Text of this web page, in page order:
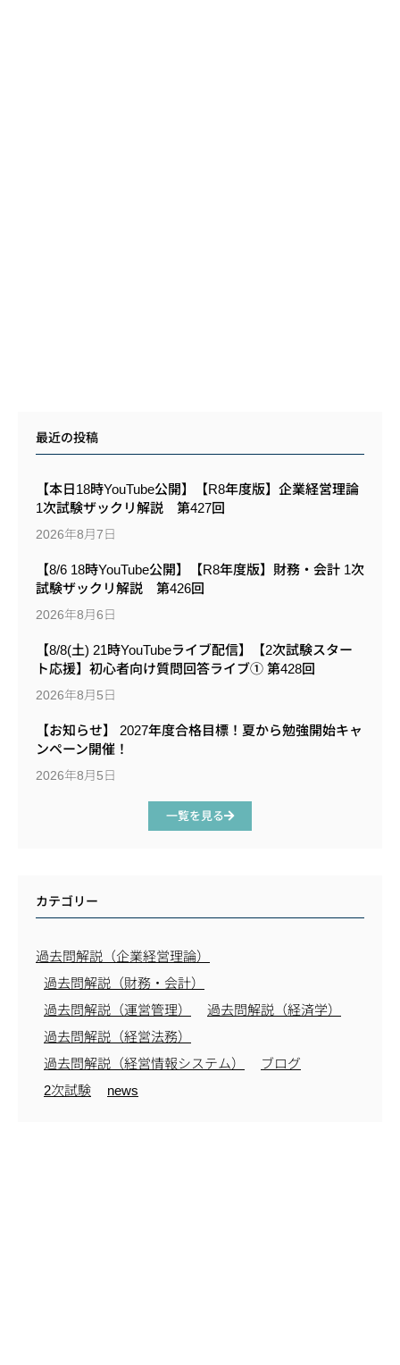
最近の投稿
【本日18時YouTube公開】【R8年度版】企業経営理論
1次試験ザックリ解説 第427回
2026年8月7日
【8/6 18時YouTube公開】【R8年度版】財務・会計 1次
試験ザックリ解説 第426回
2026年8月6日
【8/8(土) 21時YouTubeライブ配信】【2次試験スター
ト応援】初心者向け質問回答ライブ① 第428回
2026年8月5日
【お知らせ】 2027年度合格目標！夏から勉強開始キャ
ンペーン開催！
2026年8月5日
一覧を見る
カテゴリー
過去問解説（企業経営理論）
過去問解説（財務・会計）
過去問解説（運営管理）
過去問解説（経済学）
過去問解説（経営法務）
過去問解説（経営情報システム）
ブログ
2次試験
news